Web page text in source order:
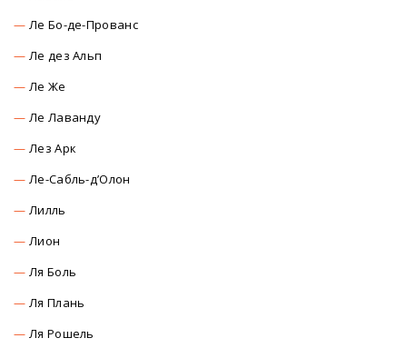
Ле Бо-де-Прованс
Ле дез Альп
Ле Же
Ле Лаванду
Лез Арк
Ле-Сабль-д’Олон
Лилль
Лион
Ля Боль
Ля Плань
Ля Рошель